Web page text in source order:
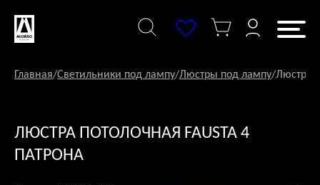
содержанию
Главная/Светильники под лампу/Люстры под лампу/Люстра
ЛЮСТРА ПОТОЛОЧНАЯ FAUSTA 4
ПАТРОНА